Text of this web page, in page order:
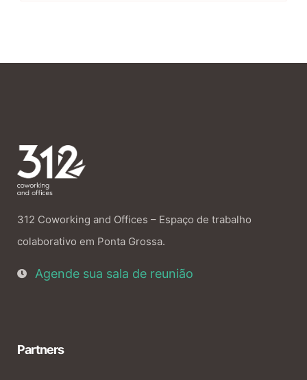
312 Coworking and Offices – Espaço de trabalho
colaborativo em Ponta Grossa.
Agende sua sala de reunião
Partners